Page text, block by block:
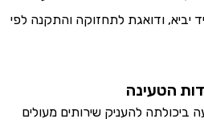
ודואגת לתחזוקה והתקנה לפי
להעניק שירותים מעולים